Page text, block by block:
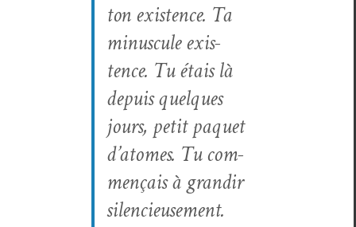
ton exis­tence. Ta
minus­cule exis­
tence. Tu étais là
depuis quelques
jours, petit paquet
d’atomes. Tu com­
mençais à grandir
silen­cieuse­ment.